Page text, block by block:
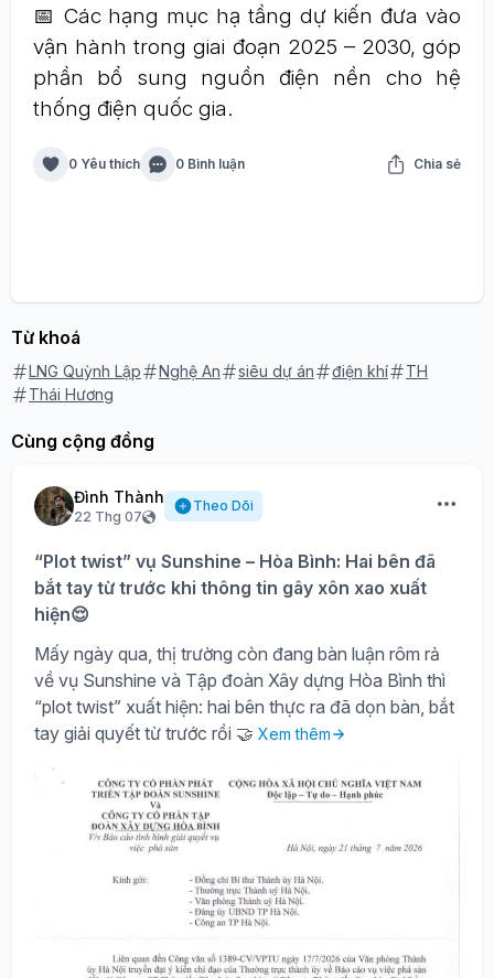
📅 Các hạng mục hạ tầng dự kiến đưa vào
vận hành trong giai đoạn 2025 – 2030, góp
phần bổ sung nguồn điện nền cho hệ
thống điện quốc gia.
0 Yêu thích 0 Bình luận Chia sẻ
Từ khoá
LNG Quỳnh Lập Nghệ An siêu dự án điện khí
TH
Thái Hương
Cùng cộng đồng
Đình Thành
22 Thg 07
Theo Dõi
“Plot twist” vụ Sunshine – Hòa Bình: Hai bên đã
bắt tay từ trước khi thông tin gây xôn xao xuất
hiện😌
Mấy ngày qua, thị trường còn đang bàn luận rôm rả
về vụ Sunshine và Tập đoàn Xây dựng Hòa Bình thì
“plot twist” xuất hiện: hai bên thực ra đã dọn bàn, bắt
tay giải quyết từ trước rồi 🤝 Xem thêm